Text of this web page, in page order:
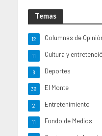
Temas
Columnas de
12
Cultura y
11
Deportes
8
El Monte
39
Entretenimiento
2
Fondo de Medios
11